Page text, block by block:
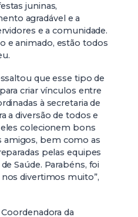
juninas,
agradável e a
e a comunidade.
e animado, estão todos
que esse tipo de
criar vínculos entre
à secretaria de
a diversão de todos e
colecionem bons
bem como as
pelas equipes
Saúde. Parabéns, foi
divertimos muito”,
da